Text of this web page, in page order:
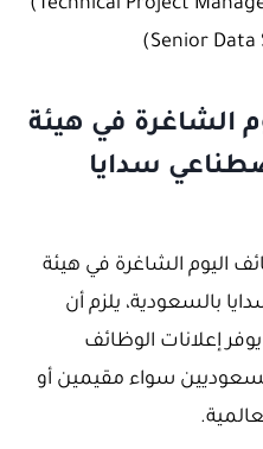
الشاغرة في هيئة
سدايا
اليوم الشاغرة في هيئة
بالسعودية، يلزم أن
إعلانات الوظائف
سواء مقيمين أو